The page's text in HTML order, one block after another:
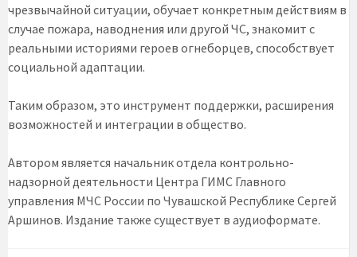
чрезвычайной ситуации, обучает конкретным действиям в
случае пожара, наводнения или другой ЧС, знакомит с
реальными историями героев огнеборцев, способствует
социальной адаптации.
Таким образом, это инструмент поддержки, расширения
возможностей и интеграции в общество.
Автором является начальник отдела контрольно-
надзорной деятельности Центра ГИМС Главного
управления МЧС России по Чувашской Республике Сергей
Аршинов. Издание также существует в аудиоформате.